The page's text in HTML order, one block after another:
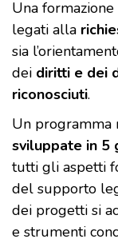
Una
legati alla
sia
dei diritti e dei
riconosciuti.
Un programma
sviluppate in 5
tutti gli aspetti
del supporto
dei progetti si
e strumenti